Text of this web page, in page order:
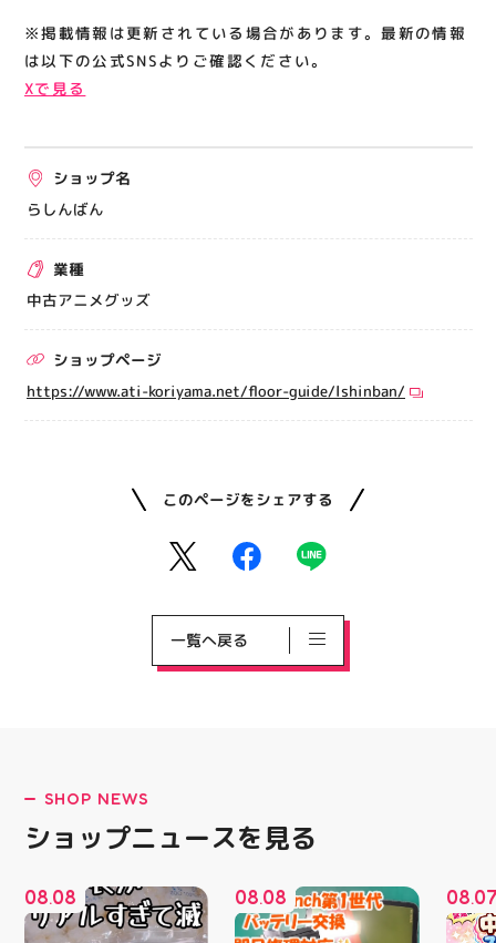
プライバシーポリシー
サイトポリシー
出店をご検討の方へ
テナント出店募集
催事出店募集
アティビジョンについて
※掲載情報は更新されている場合があります。最新の情報
は以下の公式SNSよりご確認ください。
Xで見る
ショップ名
らしんばん
業種
中古アニメグッズ
ショップページ
https://www.ati-koriyama.net/floor-guide/lshinban/
このページをシェアする
一覧へ戻る
SHOP NEWS
ショップニュースを見る
08.08 08.08 08.